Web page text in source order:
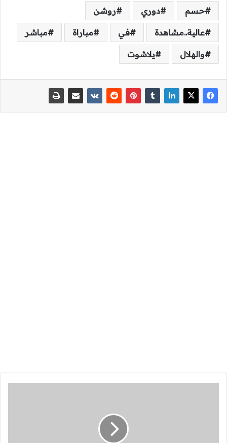
حسم دوري روشن
عالية..مشاهدة في مباراة مباشر
والهلال يلاشوت